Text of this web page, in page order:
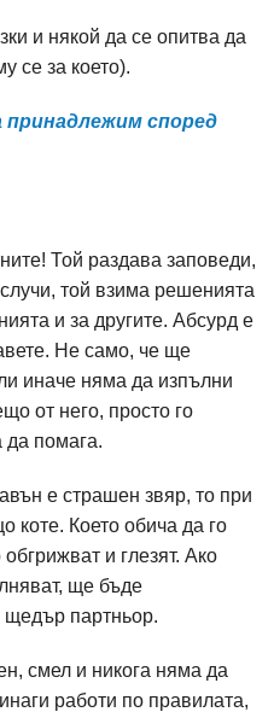
и някой да се опитва да
се за което).
принадлежим според
Той раздава заповеди,
той взима решенията
и за другите. Абсурд е
Не само, че ще
иначе няма да изпълни
от него, просто го
да помага.
е страшен звяр, то при
коте. Което обича да го
и глезят. Ако
ще бъде
щедър партньор.
смел и никога няма да
работи по правилата,